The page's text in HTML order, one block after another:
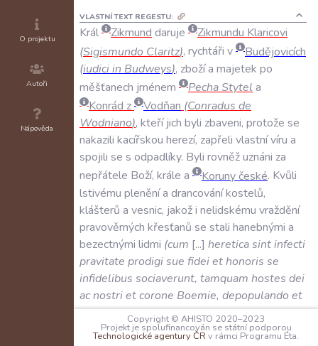
O projektu
Autoři
Nápověda
VLASTNÍ TEXT REGESTU:
Král Zikmund daruje Zikmundu Klaricovi
(Sigismundo Claritz), rychtáři v
Budějovicích
(iudiciin Budweys), zbožía majetek po
měšťanech jménem PechaStytel a
Konrád z Vodňan (Conradus de
Wodniano), kteří jich byli zbaveni, protože se
nakazili kacířskou herezí, zapřeli vlastnívíru a
spojili se s odpadlíky. Byli rovněžuznáni za
nepřátele Boží, krále a Korunyčeské. Kvůli
lstivému pleněnía drancováníkostelů,
klášterů a vesnic, jakoži nelidskému vraždění
pravověrných křesťanů se stali hanebnými a
bezectnými lidmi (cum ... hereticasintinfecti
pravitate prodigisue fideiethonoris se
infidelibus sociaverunt, tamquam hostes dei
acnostrietcorone Boemie, depopulando et
incendoecclesias,monasteria,villaset
perperamspoliando ethominesfideles
Copyright © AHISTO 2020–2023
Projekt je spolufinancován se státní podporou
Technologické agentury ČR v rámci Programu Éta.